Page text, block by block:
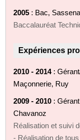
2005 : Bac,
Baccalauréat
Expériences
2010 - 2014:
Maçonnerie, Ruy
2009 - 2010 :
Chavanoz
Réalisation et suivi
- Réalisation de